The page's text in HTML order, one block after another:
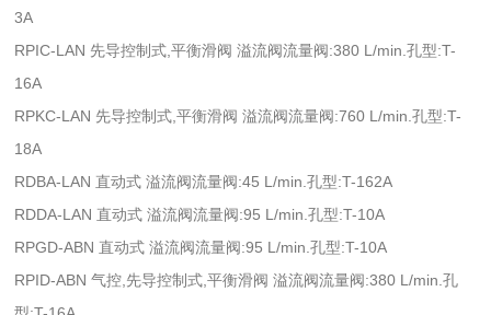
3A
RPIC-LAN 先导控制式,平衡滑阀 溢流阀流量阀:380 L/min.孔型:T-
16A
RPKC-LAN 先导控制式,平衡滑阀 溢流阀流量阀:760 L/min.孔型:T-
18A
RDBA-LAN 直动式 溢流阀流量阀:45 L/min.孔型:T-162A
RDDA-LAN 直动式 溢流阀流量阀:95 L/min.孔型:T-10A
RPGD-ABN 直动式 溢流阀流量阀:95 L/min.孔型:T-10A
RPID-ABN 气控,先导控制式,平衡滑阀 溢流阀流量阀:380 L/min.孔